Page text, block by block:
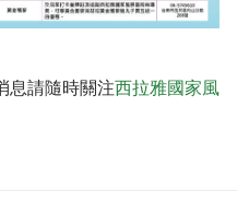
息請隨時關注西拉雅國家風